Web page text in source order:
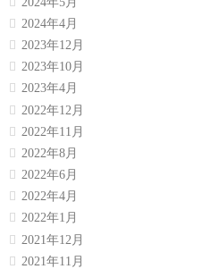
2024年4月
2023年12月
2023年10月
2023年4月
2022年12月
2022年11月
2022年8月
2022年6月
2022年4月
2022年1月
2021年12月
2021年11月